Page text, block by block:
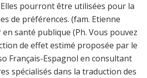
pourront être utilisées pour la
de préférences. (fam. Etienne
santé publique (Ph. Vous pouvez
de effet estimé proposée par le
Français-Espagnol en consultant
spécialisés dans la traduction des